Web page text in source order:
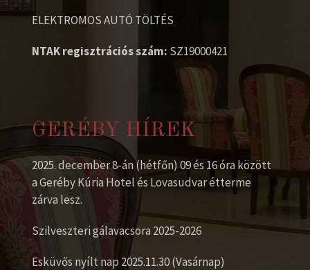
ELEKTROMOS AUTÓ TÖLTÉS
NTAK regisztrációs szám: SZ19000421
GERÉBY HÍREK
2025. december 8-án (hétfőn) 09 és 16 óra között
a Geréby Kúria Hotel és Lovasudvar étterme
zárva lesz.
Szilveszteri gálavacsora 2025-2026
Esküvős nyílt nap 2025.11.30 (Vasárnap)